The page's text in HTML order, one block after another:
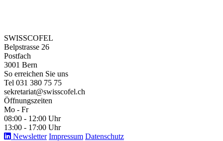
SWISSCOFEL
Belpstrasse 26
Postfach
3001 Bern
So erreichen Sie uns
Tel 031 380 75 75
sekretariat@swisscofel.ch
Öffnungszeiten
Mo - Fr
08:00 - 12:00 Uhr
13:00 - 17:00 Uhr
Newsletter Impressum Datenschutz